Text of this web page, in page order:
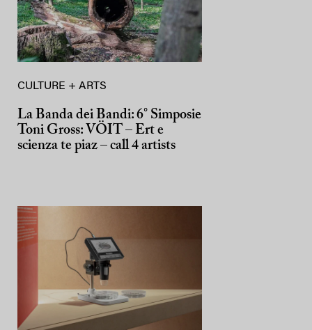
CULTURE + ARTS
La Banda dei Bandi: 6° Simposie
Toni Gross: VÖIT – Ert e
scienza te piaz – call 4 artists